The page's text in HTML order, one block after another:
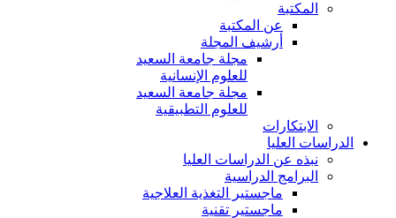
المكتبة
عن المكتبة
أرشيف المجلة
مجلة جامعة السعيد
للعلوم الإنسانية
مجلة جامعة السعيد
للعلوم التطبيقية
الابتكارات
الدراسات العليا
نبذه عن الدراسات العليا
البرامج الدراسية
ماجستير التغذية العلاجية
ماجستير تقنية